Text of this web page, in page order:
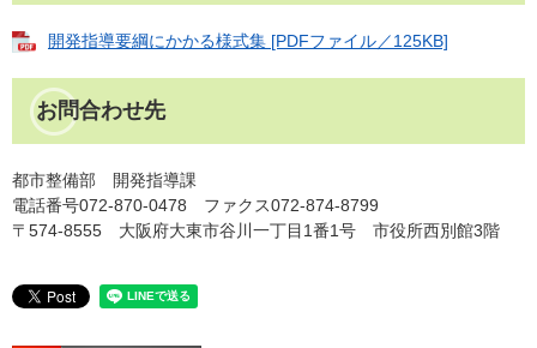
開発指導要綱にかかる様式集 [PDFファイル／125KB]
お問合わせ先
​都市整備部 開発指導課
電話番号072-870-0478 ファクス072-874-8799
〒574-8555 大阪府大東市谷川一丁目1番1号 市役所西別館3階